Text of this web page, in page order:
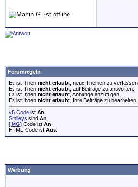
Forumregeln
Es ist Ihnen nicht erlaubt , neue Themen zu verfassen.
Es ist Ihnen nicht erlaubt , auf Beiträge zu antworten.
Es ist Ihnen nicht erlaubt , Anhänge anzufügen.
Es ist Ihnen nicht erlaubt , Ihre Beiträge zu bearbeiten.
vB Code ist An
Smileys sind An
[IMG] Code ist An
HTML-Code ist Aus
Werbung